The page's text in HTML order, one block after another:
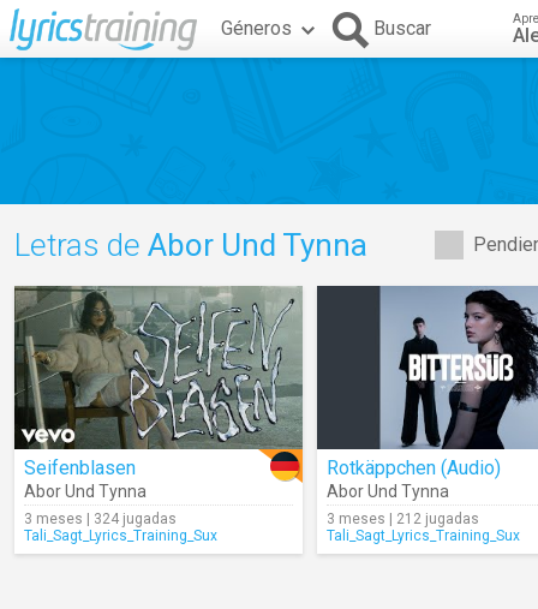
Géneros Buscar
Letras de Abor Und Tynna
Seifenblasen
Abor Und Tynna
3 meses | 324 jugadas
Tali_Sagt_Lyrics_Training_Sux
Rotkäppchen (Audio)
Abor Und Tynna
3 meses | 212 jugadas
Tali_Sagt_Lyrics_Training_Sux